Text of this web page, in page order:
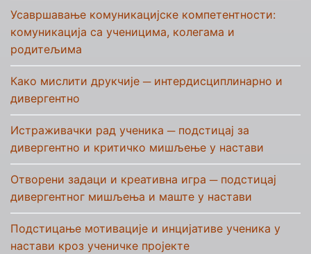
Усавршавање комуникацијске компетентности:
комуникација са ученицима, колегама и
родитељима
Како мислити друкчије ─ интердисциплинарно и
дивергентно
Истраживачки рад ученика ─ подстицај за
дивергентно и критичко мишљење у настави
Отворени задаци и креативна игра ─ подстицај
дивергентног мишљења и маште у настави
Подстицање мотивације и инцијативе ученика у
настави кроз ученичке пројекте